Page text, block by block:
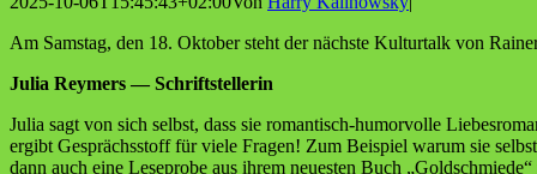
Am Sams­tag, den 18. Okto­ber steht der nächs­te Kul­tur­talk von
Julia Rey­mers — Schriftstellerin
Julia sagt von sich selbst, dass sie roman­tisch-humor­vol­le
ergibt Gesprächs­stoff für vie­le Fra­gen! Zum Bei­spiel war­um sie
dann auch eine Lese­pro­be aus ihrem neu­es­ten Buch